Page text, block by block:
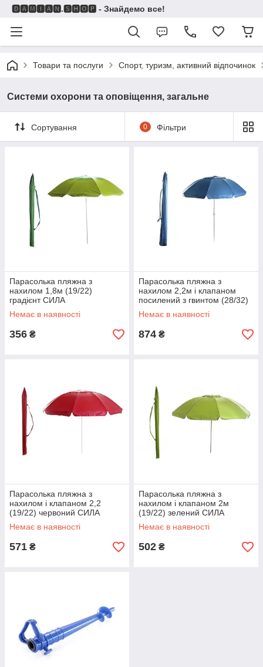
🅳🅰🅼🅸🅰🅽.🆂🅷🅾🅿 - Знайдемо все!
Товари та послуги Спорт, туризм, активний відпочинок
Системи охорони та оповіщення, загальне
Сортування 0 Фільтри
Парасолька пляжна з
нахилом 1,8м (19/22)
градієнт СИЛА
Немає в наявності
356 ₴
Парасолька пляжна з
нахилом 2,2м і клапаном
посилений з гвинтом (28/32)
блакитний СИЛА
Немає в наявності
874 ₴
Парасолька пляжна з
нахилом і клапаном 2,2
(19/22) червоний СИЛА
Немає в наявності
571 ₴
Парасолька пляжна з
нахилом і клапаном 2м
(19/22) зелений СИЛА
Немає в наявності
502 ₴